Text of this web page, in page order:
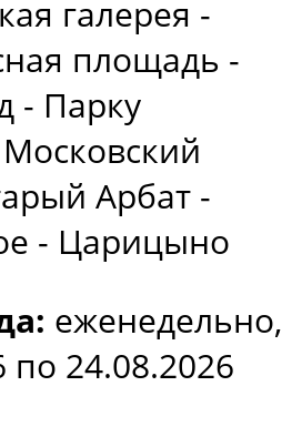
галерея -
площадь -
- Парку
Арбат -
- Царицыно
еженедельно,
по 24.08.2026